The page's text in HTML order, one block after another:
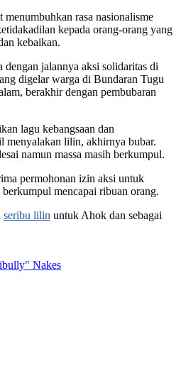
rasa nasionalisme
kepada orang-orang yang
kebaikan.
dengan jalannya aksi solidaritas di
digelar warga di Bundaran Tugu
berakhir dengan pembubaran
lagu kebangsaan dan
menyalakan lilin, akhirnya bubar.
namun massa masih berkumpul.
permohonan izin aksi untuk
mencapai ribuan orang.
seribu lilin untuk Ahok dan sebagai
Nakes